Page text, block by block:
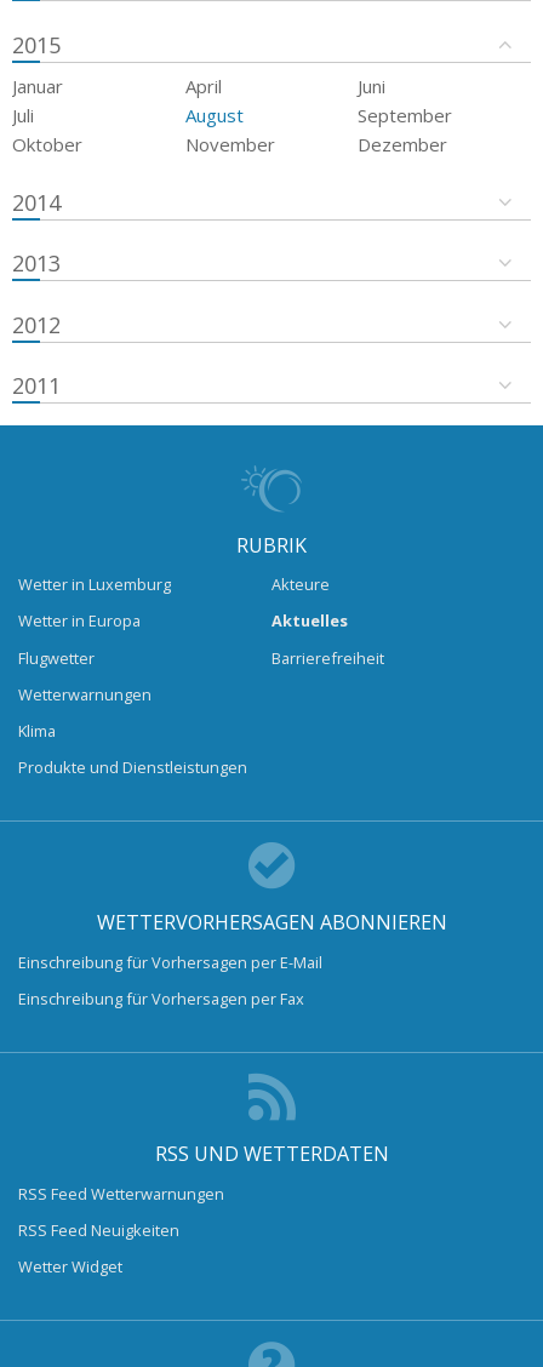
2015
Januar April
Juni
Juli
August
September
Oktober
November Dezember
2014
2013
2012
2011
RUBRIK
Wetter in Luxemburg
Wetter in Europa
Flugwetter
Wetterwarnungen
Klima
Produkte und Dienstleistungen
Akteure
Aktuelles
Barrierefreiheit
WETTERVORHERSAGEN ABONNIEREN
Einschreibung für Vorhersagen per E-Mail
Einschreibung für Vorhersagen per Fax
RSS UND WETTERDATEN
RSS Feed Wetterwarnungen
RSS Feed Neuigkeiten
Wetter Widget